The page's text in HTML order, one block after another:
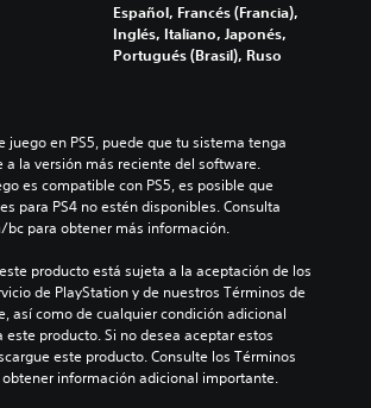
Español, Francés (Francia),
Inglés, Italiano, Japonés,
Portugués (Brasil), Ruso
juego en PS5, puede que tu sistema tenga
a la versión más reciente del software.
es compatible con PS5, es posible que
para PS4 no estén disponibles. Consulta
bc para obtener más información.
producto está sujeta a la aceptación de los
de PlayStation y de nuestros Términos de
así como de cualquier condición adicional
este producto. Si no desea aceptar estos
este producto. Consulte los Términos
información adicional importante.